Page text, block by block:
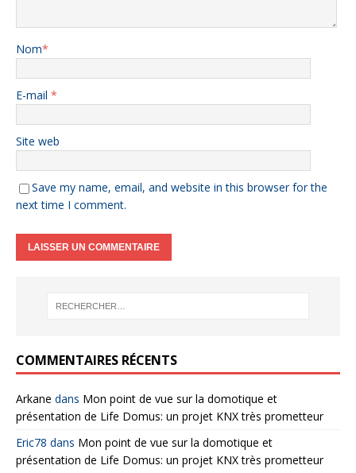
Nom*
E-mail *
Site web
Save my name, email, and website in this browser for the
next time I comment.
COMMENTAIRES RÉCENTS
Arkane dans Mon point de vue sur la domotique et
présentation de Life Domus: un projet KNX très prometteur
Eric78 dans Mon point de vue sur la domotique et
présentation de Life Domus: un projet KNX très prometteur